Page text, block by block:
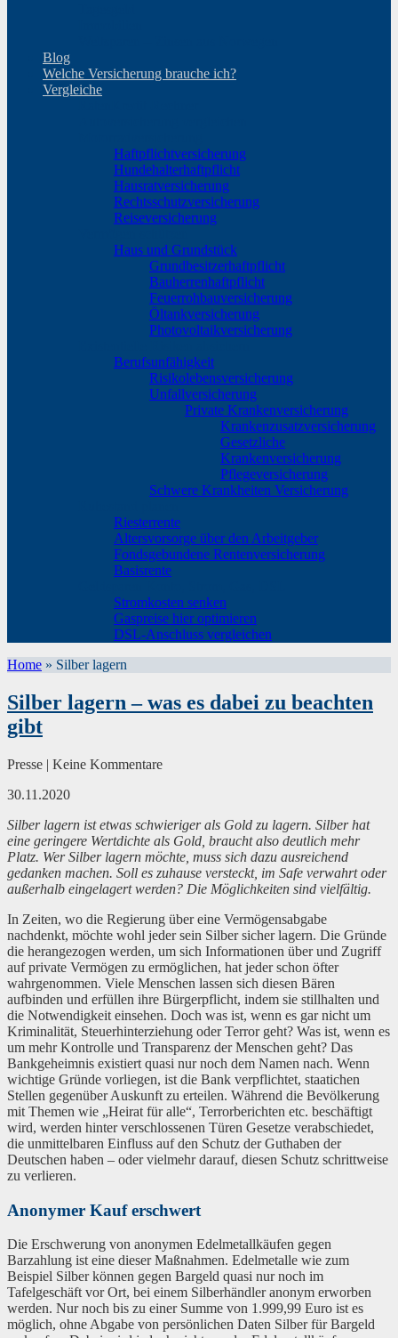
Blog
Welche Versicherung brauche ich?
Vergleiche
Haftpflichtversicherung
Hundehalterhaftpflicht
Hausratversicherung
Rechtsschutzversicherung
Reiseversicherung
Haus und Grundstück
Grundbesitzerhaftpflicht
Bauherrenhaftpflicht
Feuerrohbauversicherung
Öltankversicherung
Photovoltaikversicherung
Berufsunfähigkeit
Risikolebensversicherung
Unfallversicherung
Private Krankenversicherung
Krankenzusatzversicherung
Gesetzliche
Krankenversicherung
Pflegeversicherung
Schwere Krankheiten Versicherung
Riesterrente
Altersvorsorge über den Arbeitgeber
Fondsgebundene Rentenversicherung
Basisrente
Stromkosten senken
Gaspreise hier optimieren
DSL-Anschluss vergleichen
Home » Silber lagern
Silber lagern – was es dabei zu beachten
gibt
Presse | Keine Kommentare
30.11.2020
Silber lagern ist etwas schwieriger als Gold zu lagern. Silber hat
eine geringere Wertdichte als Gold, braucht also deutlich mehr
Platz. Wer Silber lagern möchte, muss sich dazu ausreichend
gedanken machen. Soll es zuhause versteckt, im Safe verwahrt oder
außerhalb eingelagert werden? Die Möglichkeiten sind vielfältig.
In Zeiten, wo die Regierung über eine Vermögensabgabe
nachdenkt, möchte wohl jeder sein Silber sicher lagern. Die Gründe
die herangezogen werden, um sich Informationen über und Zugriff
auf private Vermögen zu ermöglichen, hat jeder schon öfter
wahrgenommen. Viele Menschen lassen sich diesen Bären
aufbinden und erfüllen ihre Bürgerpflicht, indem sie stillhalten und
die Notwendigkeit einsehen. Doch was ist, wenn es gar nicht um
Kriminalität, Steuerhinterziehung oder Terror geht? Was ist, wenn es
um mehr Kontrolle und Transparenz der Menschen geht? Das
Bankgeheimnis existiert quasi nur noch dem Namen nach. Wenn
wichtige Gründe vorliegen, ist die Bank verpflichtet, staatichen
Stellen gegenüber Auskunft zu erteilen. Während die Bevölkerung
mit Themen wie „Heirat für alle“, Terrorberichten etc. beschäftigt
wird, werden hinter verschlossenen Türen Gesetze verabschiedet,
die unmittelbaren Einfluss auf den Schutz der Guthaben der
Deutschen haben – oder vielmehr darauf, diesen Schutz schrittweise
zu verlieren.
Anonymer Kauf erschwert
Die Erschwerung von anonymen Edelmetallkäufen gegen
Barzahlung ist eine dieser Maßnahmen. Edelmetalle wie zum
Beispiel Silber können gegen Bargeld quasi nur noch im
Tafelgeschäft vor Ort, bei einem Silberhändler anonym erworben
werden. Nur noch bis zu einer Summe von 1.999,99 Euro ist es
möglich, ohne Abgabe von persönlichen Daten Silber für Bargeld